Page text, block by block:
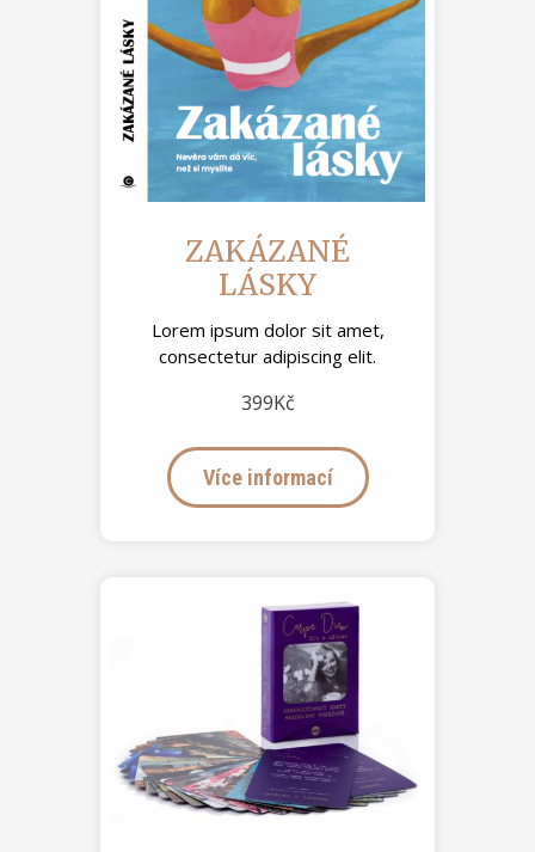
ZAKÁZANÉ
LÁSKY
Lorem ipsum dolor sit amet,
consectetur adipiscing elit.
399Kč
Více informací